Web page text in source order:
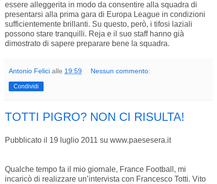
essere alleggerita in modo da consentire alla squadra di
presentarsi alla prima gara di Europa League in condizioni
sufficientemente brillanti. Su questo, però, i tifosi laziali
possono stare tranquilli. Reja e il suo staff hanno già
dimostrato di sapere preparare bene la squadra.
Antonio Felici alle 19:59 Nessun commento:
Condividi
TOTTI PIGRO? NON CI RISULTA!
Pubblicato il 19 luglio 2011 su www.paesesera.it
Qualche tempo fa il mio giornale, France Football, mi
incaricò di realizzare un’intervista con Francesco Totti. Vito